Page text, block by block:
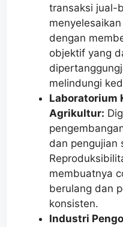
transaksi jual-
dengan
objektif yang
melindungi
Laboratorium
Agrikultur:
dan pengujian
membuatnya
berulang dan
konsisten.
Industri